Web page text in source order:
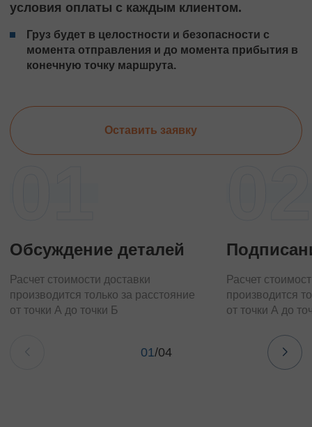
условия оплаты с каждым клиентом.
Груз будет в целостности и безопасности с
момента отправления и до момента прибытия в
конечную точку маршрута.
Оставить заявку
Обсуждение деталей
Расчет стоимости доставки
производится только за расстояние
от точки А до точки Б
Расчет
производится
от точки А до
01/04